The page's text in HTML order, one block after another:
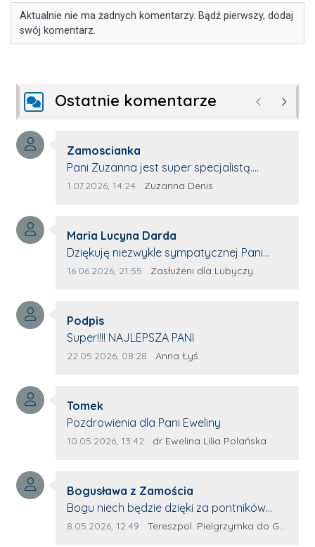
Aktualnie nie ma żadnych komentarzy. Bądź pierwszy, dodaj
swój komentarz.
Ostatnie komentarze Poprzednie
Autor komentarza:
Zamoscianka
Treść komentarza:
Pani Zuzanna jest super specjalistą.
Korzystamy z moim pieskiem z jej pomocy
Data dodania komentarza:
1.07.2026, 14:24 Źródło komentarza:
Zuzanna Denis
Autor komentarza:
Maria Lucyna Darda
Treść komentarza:
Dziękuję niezwykle sympatycznej Pani
redaktor Annie Niderla-Kadach za
którym trema odbierała głos.
Data dodania komentarza:
16.06.2026, 21:55 Źródło komentarza:
Zasłużeni dla Lubyczy
Autor komentarza:
Podpis
Treść komentarza:
Super!!!! NAJLEPSZA PANI
Data dodania komentarza:
22.05.2026, 08:28 Źródło komentarza:
Anna Łyś
Autor komentarza:
Tomek
Treść komentarza:
Pozdrowienia dla Pani Eweliny
Data dodania komentarza:
10.05.2026, 13:42 Źródło komentarza:
dr Ewelina Lilia Polańska
Autor komentarza:
Bogusława z Zamościa
Treść komentarza:
Bogu niech będzie dzięki za pontników
Terespola Wyglądają jak kolorowe ptaki
Data dodania komentarza:
8.05.2026, 12:49 Źródło komentarza:
Tereszpol. Pielgrzymka do Górecka Kościelnego